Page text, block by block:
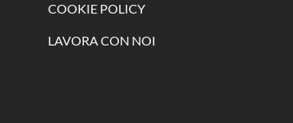
COOKIE POLICY
LAVORA CON NOI